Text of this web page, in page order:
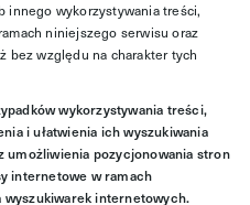
innego wykorzystywania treści,
niniejszego serwisu oraz
bez względu na charakter tych
wykorzystywania treści,
i ułatwienia ich wyszukiwania
pozycjonowania stron
internetowe w ramach
wyszukiwarek internetowych.